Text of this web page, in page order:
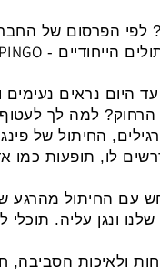
של החברה,
-
נראים נעימים
למה לך לעטוף
החיתול של
תופעות כמו
מהרגע
עליה. תוכלי